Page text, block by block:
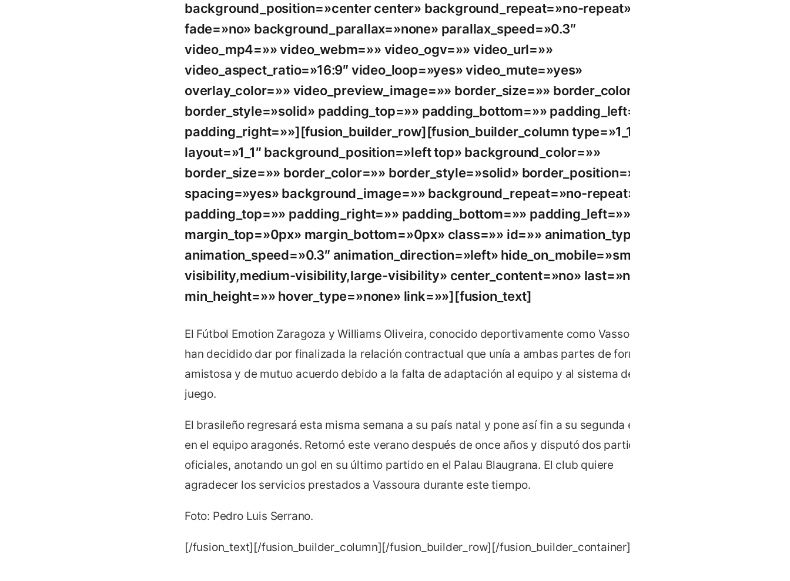
background_position=»center center» background_repeat=»no-repeat»
fade=»no» background_parallax=»none» parallax_speed=»0.3″
video_mp4=»» video_webm=»» video_ogv=»» video_url=»»
video_aspect_ratio=»16:9″ video_loop=»yes» video_mute=»yes»
overlay_color=»» video_preview_image=»» border_size=»» border_color=»»
border_style=»solid» padding_top=»» padding_bottom=»» padding_left=»»
padding_right=»»][fusion_builder_row][fusion_builder_column type=»1_1″
layout=»1_1″ background_position=»left top» background_color=»»
border_size=»» border_color=»» border_style=»solid» border_position=»all»
spacing=»yes» background_image=»» background_repeat=»no-repeat»
padding_top=»» padding_right=»» padding_bottom=»» padding_left=»»
margin_top=»0px» margin_bottom=»0px» class=»» id=»» animation_type=»»
animation_speed=»0.3″ animation_direction=»left» hide_on_mobile=»small-
visibility,medium-visibility,large-visibility» center_content=»no» last=»no»
min_height=»» hover_type=»none» link=»»][fusion_text]
El Fútbol Emotion Zaragoza y Williams Oliveira, conocido deportivamente como Vassoura,
han decidido dar por finalizada la relación contractual que unía a ambas partes de forma
amistosa y de mutuo acuerdo debido a la falta de adaptación al equipo y al sistema de
juego.
El brasileño regresará esta misma semana a su país natal y pone así fin a su segunda etapa
en el equipo aragonés. Retornó este verano después de once años y disputó dos partidos
oficiales, anotando un gol en su último partido en el Palau Blaugrana. El club quiere
agradecer los servicios prestados a Vassoura durante este tiempo.
Foto: Pedro Luis Serrano.
[/fusion_text][/fusion_builder_column][/fusion_builder_row][/fusion_builder_container]